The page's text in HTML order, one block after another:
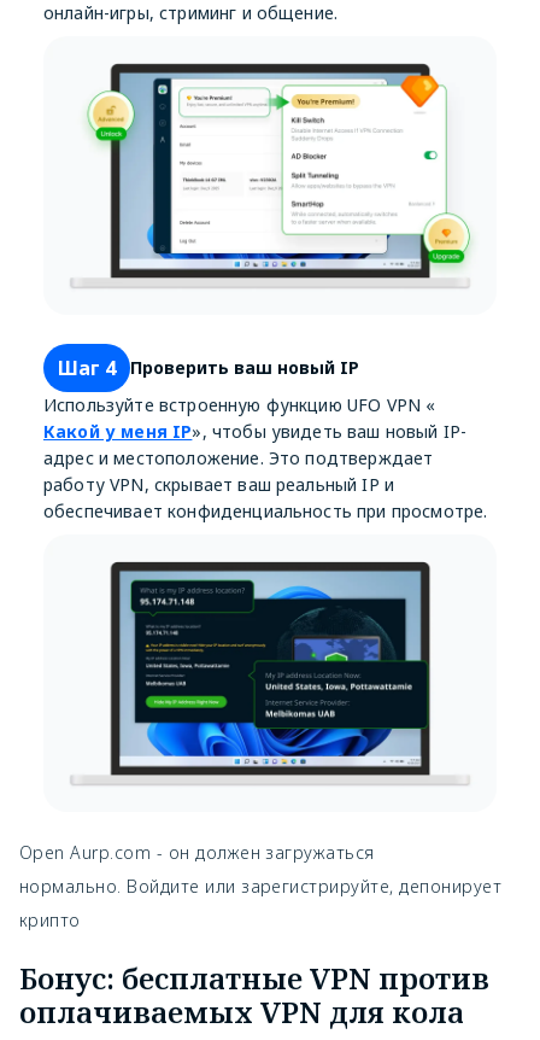
онлайн-игры, стриминг и общение.
Шаг 4
Проверить ваш новый IP
Используйте встроенную функцию UFO VPN «
Какой у меня IP», чтобы увидеть ваш новый IP-
адрес и местоположение. Это подтверждает
работу VPN, скрывает ваш реальный IP и
обеспечивает конфиденциальность при просмотре.
Open Aurp.com - он должен загружаться
нормально. Войдите или зарегистрируйте, депонирует
крипто
Бонус: бесплатные VPN против
оплачиваемых VPN для кола